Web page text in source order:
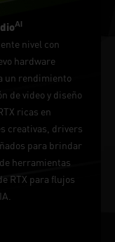
AI
nivel con
hardware
un rendimiento
de video y diseño
ricas en
creativas, drivers
para brindar
herramientas
RTX para flujos